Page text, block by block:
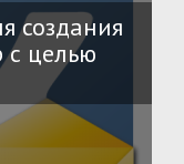
создания
с целью